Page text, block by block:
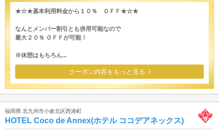
★☆★基本利用料金から１０％ ＯＦＦ★☆★
なんとメンバー割引とも併用可能なので
最大２０％ ＯＦＦが可能！
※休憩はもちろん...
クーポン内容をもっと見る
福岡県 北九州市小倉北区西港町
HOTEL Coco de Annex(ホテル ココデアネックス)